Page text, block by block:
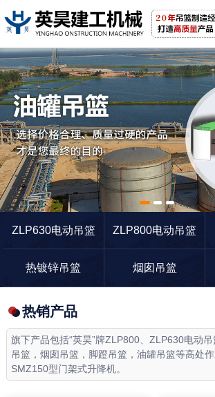
1 2 3
ZLP630电动吊篮
ZLP800电动吊篮
热镀锌吊篮 烟囱吊篮
热销产品
旗下产品包括“英昊”牌ZLP800、ZLP630电动
吊篮，烟囱吊篮，脚蹬吊篮，油罐吊篮等高处
SMZ150型门架式升降机。